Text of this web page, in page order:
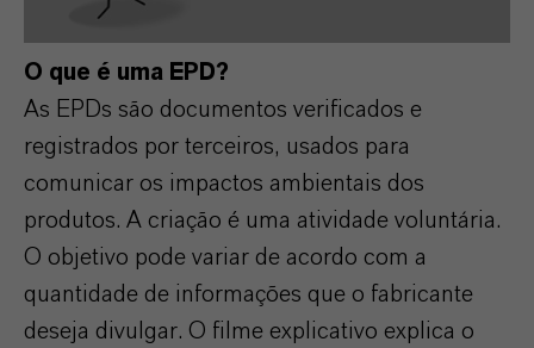
O que é uma EPD?
As EPDs são documentos verificados e
registrados por terceiros, usados para
comunicar os impactos ambientais dos
produtos. A criação é uma atividade voluntária.
O objetivo pode variar de acordo com a
quantidade de informações que o fabricante
deseja divulgar. O filme explicativo explica o